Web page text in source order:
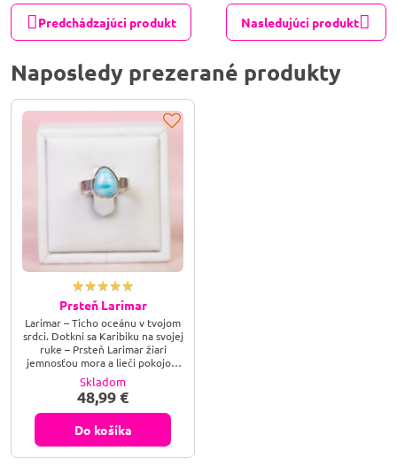
Predchádzajúci produkt Nasledujúci produkt
Naposledy prezerané produkty
Prsteň Larimar
Larimar – Ticho oceánu v tvojom
srdci. Dotkni sa Karibiku na svojej
ruke – Prsteň Larimar žiari
jemnosťou mora a lieči pokojom
duše. Výnimočný šperk, ktorý
spája krásu prírody s hlbokou
vnútornou harmóniou.
Skladom
48,99 €
Do košíka